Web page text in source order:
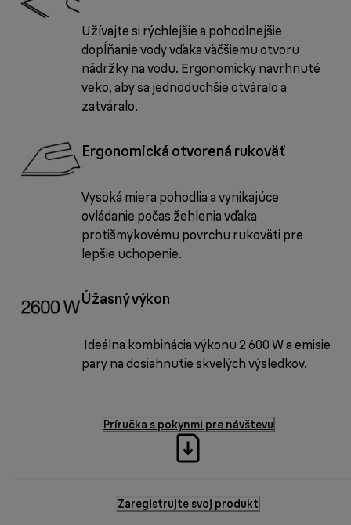
Užívajte si rýchlejšie a pohodlnejšie
dopĺňanie vody vďaka väčšiemu otvoru
nádržky na vodu. Ergonomicky navrhnuté
veko, aby sa jednoduchšie otváralo a
zatváralo.
Ergonomická otvorená rukoväť
Vysoká miera pohodlia a vynikajúce
ovládanie počas žehlenia vďaka
protišmykovému povrchu rukoväti pre
lepšie uchopenie.
Úžasný výkon
Ideálna kombinácia výkonu 2 600 W a emisie
pary na dosiahnutie skvelých výsledkov.
Príručka s pokynmi pre návštevu
Zaregistrujte svoj produkt